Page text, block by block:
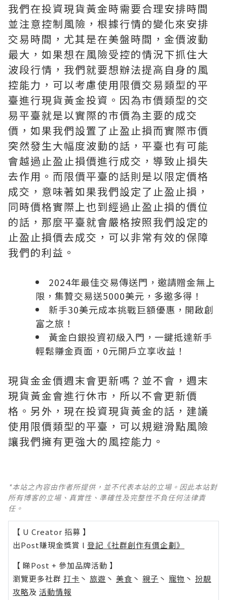
我們在投資現貨黃金時需要合理安排時間
並注意控制風險，根據行情的變化來安排
交易時間，尤其是在美盤時間，金價波動
最大，如果想在風險受控的情況下抓住大
波段行情，我們就要想辦法提高自身的風
控能力，可以考慮使用限價交易類型的平
臺進行現貨黃金投資。因為市價類型的交
易平臺就是以實際的市價為主要的成交
價，如果我們設置了止盈止損而實際市價
突然發生大幅度波動的話，平臺也有可能
會越過止盈止損價進行成交，導致止損失
去作用。而限價平臺的話則是以限定價格
成交，意味著如果我們設定了止盈止損，
同時價格實際上也到經過止盈止損的價位
的話，那麼平臺就會嚴格按照我們設定的
止盈止損價去成交，可以非常有效的保障
我們的利益。
2024年最佳交易傳送門，邀請贈金無上
限，集贊交易送5000美元，多邀多得！
新手30美元成本挑戰巨額優惠，開啟創
富之旅！
黃金白銀投資初級入門，一鍵抵達新手
輕鬆賺金頁面，0元開戶立享收益！
現貨金金價週末會更新嗎？並不會，週末
現貨黃金會進行休市，所以不會更新價
格。另外，現在投資現貨黃金的話，建議
使用限價類型的平臺，可以規避滑點風險
讓我們擁有更強大的風控能力。
*本站之內容由作者所提供，並不代表本站的立場。因此本站對
所有博客的立場、真實性、準確性及完整性不負任何法律責
任。
【 U Creator 招募 】
出Post賺現金獎賞 l 登記《社群創作有價企劃》
【 睇Post + 參加品牌活動 】
瀏覽更多社群 打卡 丶 旅遊 丶 美食 丶 親子 丶 寵物 丶 扮靚
攻略及 活動情報